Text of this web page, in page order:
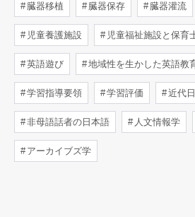
臓器移植 臓器保存 臓器灌流
児童養護施設 児童福祉施設と保育
英語遊び 地域性を生かした英語教
学習指導要領 学習評価 近代
非母語話者の日本語 人文情報学
アーカイブズ学